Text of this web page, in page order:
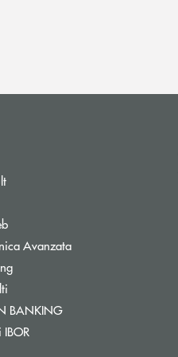
Avanzata
BANKINGApre una nuova finestra
IBOR